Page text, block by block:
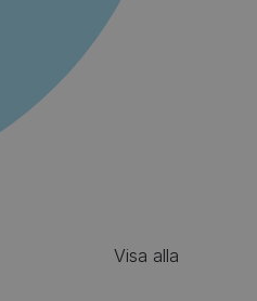
Visa alla